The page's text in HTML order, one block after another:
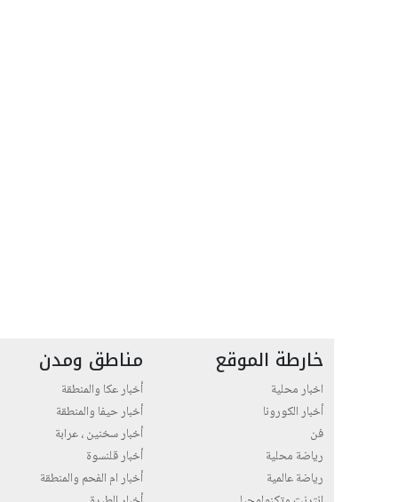
خارطة الموقع
اخبار محلية
أخبار الكورونا
فن
رياضة محلية
رياضة عالمية
مناطق ومدن
أخبار عكا والمنطقة
أخبار حيفا والمنطقة
أخبار سخنين ، عرابة
أخبار قلنسوة
أخبار ام الفحم والمنطقة